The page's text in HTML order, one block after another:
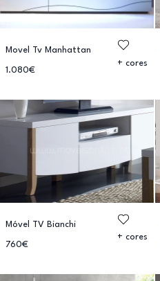
Movel Tv Manhattan
1.080€
+ cores
Móvel TV Bianchi
760€
+ cores